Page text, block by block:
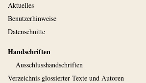
Aktuelles
Benutzerhinweise
Datenschnitte
Handschriften
Ausschluss­handschriften
Verzeichnis glossierter Texte und Autoren